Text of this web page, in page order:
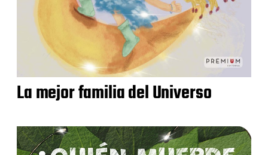
La mejor familia del Universo